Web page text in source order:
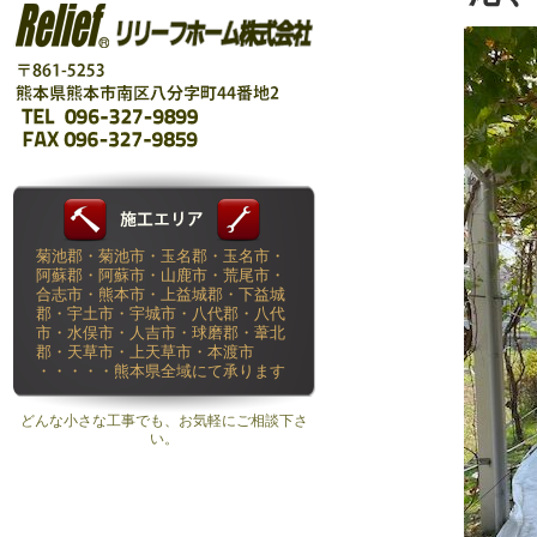
菊池郡・菊池市・玉名郡・玉名市・
阿蘇郡・阿蘇市・山鹿市・荒尾市・
合志市・熊本市・上益城郡・下益城
郡・宇土市・宇城市・八代郡・八代
市・水俣市・人吉市・球磨郡・葦北
郡・天草市・上天草市・本渡市
・・・・・熊本県全域にて承ります
どんな小さな工事でも、お気軽にご相談下さ
い。